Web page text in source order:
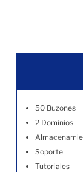
50 Buzones
2 Dominios
Soporte
Tutoriales